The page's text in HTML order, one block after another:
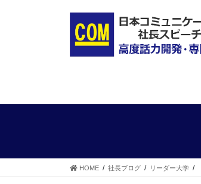
HOME 社長ブログ リーダー大学